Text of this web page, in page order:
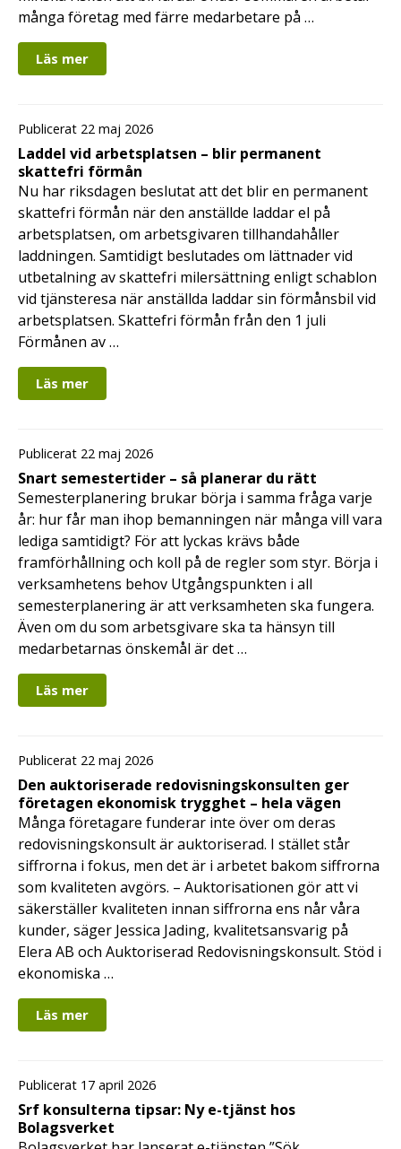
många företag med färre medarbetare på …
Läs mer
Publicerat 22 maj 2026
Laddel vid arbetsplatsen – blir permanent
skattefri förmån
Nu har riksdagen beslutat att det blir en permanent
skattefri förmån när den anställde laddar el på
arbetsplatsen, om arbetsgivaren tillhandahåller
laddningen. Samtidigt beslutades om lättnader vid
utbetalning av skattefri milersättning enligt schablon
vid tjänsteresa när anställda laddar sin förmånsbil vid
arbetsplatsen. Skattefri förmån från den 1 juli
Förmånen av …
Läs mer
Publicerat 22 maj 2026
Snart semestertider – så planerar du rätt
Semesterplanering brukar börja i samma fråga varje
år: hur får man ihop bemanningen när många vill vara
lediga samtidigt? För att lyckas krävs både
framförhållning och koll på de regler som styr. Börja i
verksamhetens behov Utgångspunkten i all
semesterplanering är att verksamheten ska fungera.
Även om du som arbetsgivare ska ta hänsyn till
medarbetarnas önskemål är det …
Läs mer
Publicerat 22 maj 2026
Den auktoriserade redovisningskonsulten ger
företagen ekonomisk trygghet – hela vägen
Många företagare funderar inte över om deras
redovisningskonsult är auktoriserad. I stället står
siffrorna i fokus, men det är i arbetet bakom siffrorna
som kvaliteten avgörs. – Auktorisationen gör att vi
säkerställer kvaliteten innan siffrorna ens når våra
kunder, säger Jessica Jading, kvalitetsansvarig på
Elera AB och Auktoriserad Redovisningskonsult. Stöd i
ekonomiska …
Läs mer
Publicerat 17 april 2026
Srf konsulterna tipsar: Ny e-tjänst hos
Bolagsverket